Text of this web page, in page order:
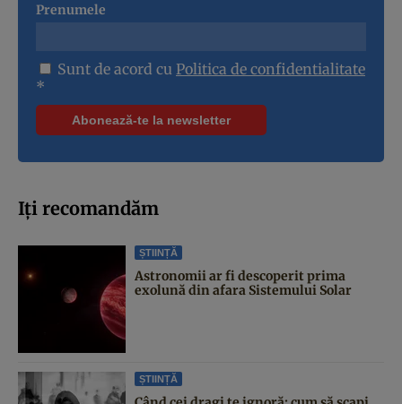
Prenumele
Sunt de acord cu Politica de confidentialitate
*
Iți recomandăm
ȘTIINȚĂ
Astronomii ar fi descoperit prima
exolună din afara Sistemului Solar
ȘTIINȚĂ